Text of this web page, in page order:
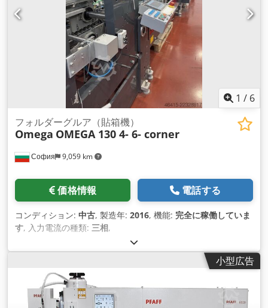
1 / 6
София 9,059 km
フォルダーグルア（貼箱機）
Omega OMEGA 130 4- 6- corner
価格情報 電話する
コンディション: 中古, 製造年: 2016, 機能: 完全に稼働していま
す, 入力電流の種類: 三相,
小型広告